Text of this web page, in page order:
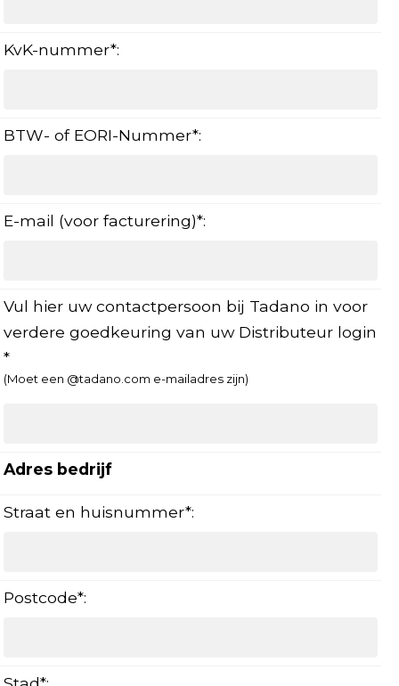
KvK-nummer*:
BTW- of EORI-Nummer*:
E-mail (voor facturering)*:
Vul hier uw contactpersoon bij Tadano in voor
verdere goedkeuring van uw Distributeur login
*
(Moet een @tadano.com e-mailadres zijn)
Adres bedrijf
Straat en huisnummer*:
Postcode*: